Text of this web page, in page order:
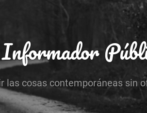
Informador
las cosas contemporáneas sin